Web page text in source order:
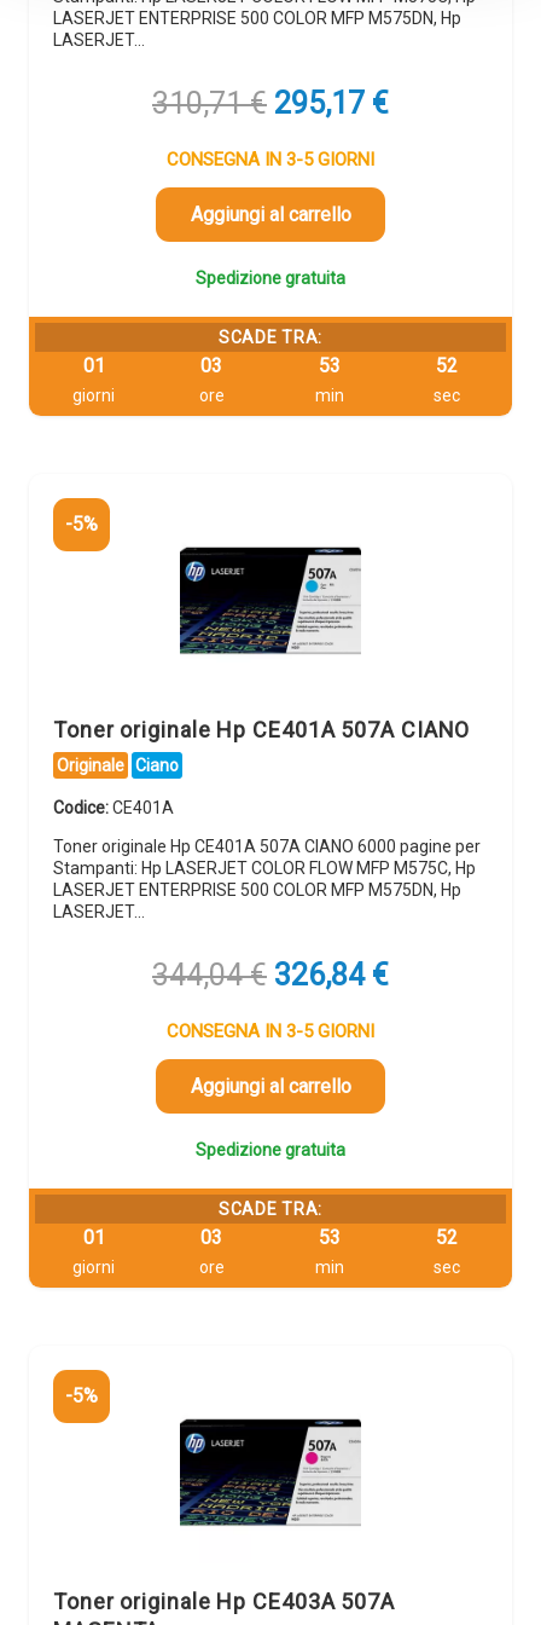
LASERJET ENTERPRISE 500 COLOR MFP M575DN, Hp
LASERJET…
310,71€ Il
prezzo
originale
era:
310,71 €.
295,17 €Il
CONSEGNA IN 3-5 GIORNI
Aggiungi al carrello
Spedizione gratuita
SCADE TRA:
01
giorni
03
ore
53
min
51
sec
-5%
Toner originale Hp CE401A 507A CIANO
Originale Ciano
Codice:CE401A
Toner originale Hp CE401A 507A CIANO 6000 pagine per
Stampanti: Hp LASERJET COLOR FLOW MFP M575C, Hp
LASERJET ENTERPRISE 500 COLOR MFP M575DN, Hp
LASERJET…
344,04€ Il
prezzo
originale
era:
344,04 €.
326,84 €Il
CONSEGNA IN 3-5 GIORNI
Aggiungi al carrello
Spedizione gratuita
SCADE TRA:
01
giorni
03
ore
53
min
51
sec
-5%
Toner originale Hp CE403A 507A